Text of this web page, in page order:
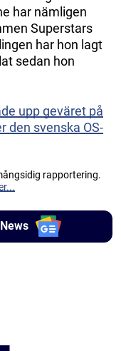
har nämligen
Superstars
har hon lagt
sedan hon
upp geväret på
den svenska OS-
rapportering.